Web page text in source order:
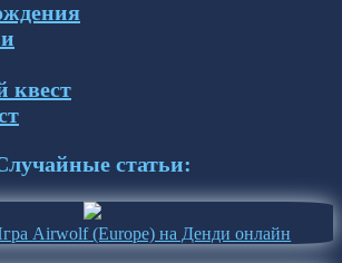
квест
статьи:
Airwolf (Europe) на Денди онлайн